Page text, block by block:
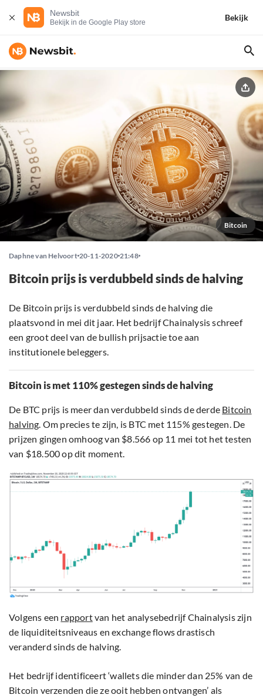
Newsbit
Bekijk in de Google Play store
Bekijk
Bitcoin
Daphne van Helvoort 20-11-2020 21:48
Bitcoin prijs is verdubbeld sinds de halving
De Bitcoin prijs is verdubbeld sinds de halving die
plaatsvond in mei dit jaar. Het bedrijf Chainalysis schreef
een groot deel van de bullish prijsactie toe aan
institutionele beleggers.
Bitcoin is met 110% gestegen sinds de halving
De BTC prijs is meer dan verdubbeld sinds de derde Bitcoin
halving. Om precies te zijn, is BTC met 115% gestegen. De
prijzen gingen omhoog van $8.566 op 11 mei tot het testen
van $18.500 op dit moment.
Volgens een rapportvan het analysebedrijf Chainalysis zijn
de liquiditeitsniveaus en exchange flows drastisch
veranderd sinds de halving.
Het bedrijf identificeert ‘wallets die minder dan 25% van de
Bitcoin verzenden die ze ooit hebben ontvangen’ als